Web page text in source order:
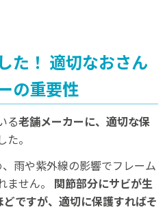
た！ 適切なおさん
の重要性
る老舗メーカーに、適切な保
た。
、雨や紫外線の影響でフレーム
せん。
関節部分にサビが生
ですが、適切に保護すればそ